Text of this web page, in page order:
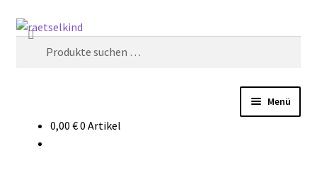
Zur
Navigation
Zum
Inhalt
Suchen
Suchen
Menü
0,00 €0 Artikel